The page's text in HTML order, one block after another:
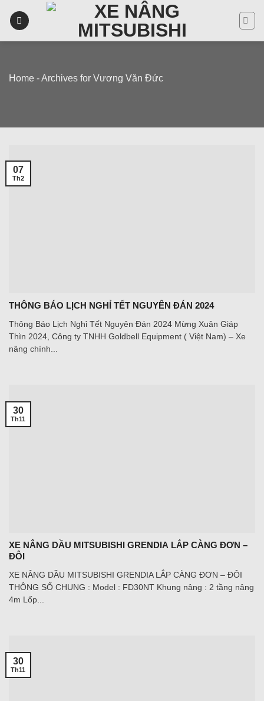
Home -Archives for Vương Văn Đức
THÔNG BÁO LỊCH NGHỈ TẾT NGUYÊN ĐÁN 2024
Thông Báo Lịch Nghỉ Tết Nguyên Đán 2024 Mừng Xuân Giáp
Thìn 2024, Công ty TNHH Goldbell Equipment ( Việt Nam) – Xe
nâng chính...
07
Th2
XE NÂNG DẦU MITSUBISHI GRENDIA LẮP CÀNG ĐƠN –
ĐÔI
XE NÂNG DẦU MITSUBISHI GRENDIA LẮP CÀNG ĐƠN – ĐÔI
THÔNG SỐ CHUNG : Model : FD30NT Khung nâng : 2 tầng nâng
4m Lốp...
30
Th11
30
Th11